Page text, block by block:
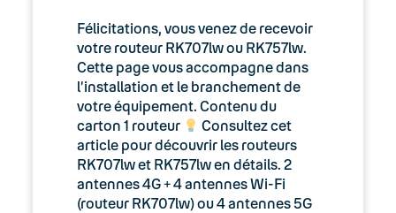
Félicitations, vous venez de recevoir
votre routeur RK707lw ou RK757lw.
Cette page vous accompagne dans
l’installation et le branchement de
votre équipement. Contenu du
carton 1 routeur
Consultez cet
article pour découvrir les routeurs
RK707lw et RK757lw en détails. 2
antennes 4G + 4 antennes Wi-Fi
(routeur RK707lw) ou 4 antennes 5G